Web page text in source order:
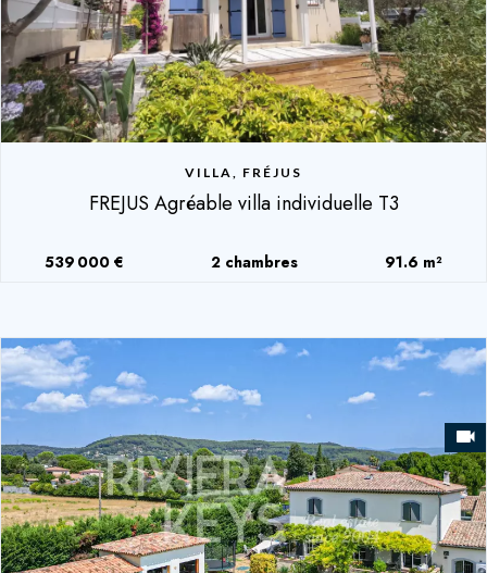
VILLA, FRÉJUS
FREJUS Agréable villa individuelle T3
539 000 € 2 chambres 91.6 m²